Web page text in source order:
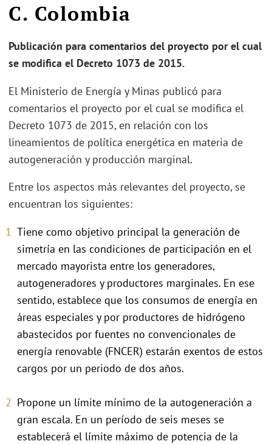
C. Colombia
Publicación para comentarios del proyecto por el cual
se modifica el Decreto 1073 de 2015.
El Ministerio de Energía y Minas publicó para
comentarios el proyecto por el cual se modifica el
Decreto 1073 de 2015, en relación con los
lineamientos de política energética en materia de
autogeneración y producción marginal.
Entre los aspectos más relevantes del proyecto, se
encuentran los siguientes:
Tiene como objetivo principal la generación de
simetría en las condiciones de participación en el
mercado mayorista entre los generadores,
autogeneradores y productores marginales. En ese
sentido, establece que los consumos de energía en
áreas especiales y por productores de hidrógeno
abastecidos por fuentes no convencionales de
energía renovable (FNCER) estarán exentos de estos
cargos por un periodo de dos años.
Propone un límite mínimo de la autogeneración a
gran escala. En un período de seis meses se
establecerá el límite máximo de potencia de la